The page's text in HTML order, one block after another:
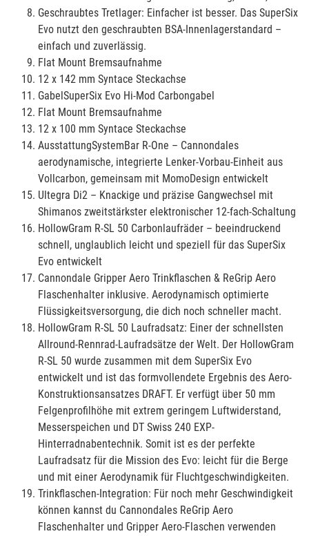
Geschraubtes Tretlager: Einfacher ist besser. Das SuperSix
Evo nutzt den geschraubten BSA-Innenlagerstandard –
einfach und zuverlässig.
Flat Mount Bremsaufnahme
12 x 142 mm Syntace Steckachse
GabelSuperSix Evo Hi-Mod Carbongabel
Flat Mount Bremsaufnahme
12 x 100 mm Syntace Steckachse
AusstattungSystemBar R-One – Cannondales
aerodynamische, integrierte Lenker-Vorbau-Einheit aus
Vollcarbon, gemeinsam mit MomoDesign entwickelt
Ultegra Di2 – Knackige und präzise Gangwechsel mit
Shimanos zweitstärkster elektronischer 12-fach-Schaltung
HollowGram R-SL 50 Carbonlaufräder – beeindruckend
schnell, unglaublich leicht und speziell für das SuperSix
Evo entwickelt
Cannondale Gripper Aero Trinkflaschen & ReGrip Aero
Flaschenhalter inklusive. Aerodynamisch optimierte
Flüssigkeitsversorgung, die dich noch schneller macht.
HollowGram R-SL 50 Laufradsatz: Einer der schnellsten
Allround-Rennrad-Laufradsätze der Welt. Der HollowGram
R-SL 50 wurde zusammen mit dem SuperSix Evo
entwickelt und ist das formvollendete Ergebnis des Aero-
Konstruktionsansatzes DRAFT. Er verfügt über 50 mm
Felgenprofilhöhe mit extrem geringem Luftwiderstand,
Messerspeichen und DT Swiss 240 EXP-
Hinterradnabentechnik. Somit ist es der perfekte
Laufradsatz für die Mission des Evo: leicht für die Berge
und mit einer Aerodynamik für Fluchtgeschwindigkeiten.
Trinkflaschen-Integration: Für noch mehr Geschwindigkeit
können kannst du Cannondales ReGrip Aero
Flaschenhalter und Gripper Aero-Flaschen verwenden